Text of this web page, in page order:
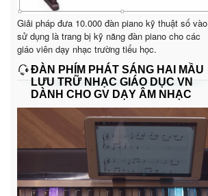
Giải pháp đưa 10.000 đàn piano kỹ thuật số vào
sử dụng là trang bị kỹ năng đàn piano cho các
giáo viên dạy nhạc trường tiểu học.
ĐÀN PHÍM PHÁT SÁNG HAI MẦU
LƯU TRỮ NHẠC GIÁO DỤC VN
DÀNH CHO GV DẠY ÂM NHẠC